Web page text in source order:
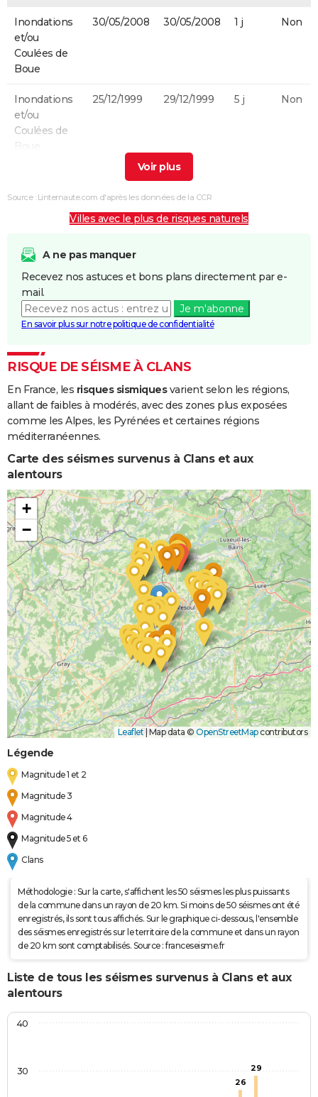
Inondations
et/ou
Coulées de
Boue
30/05/2008 30/05/2008 1 j Non
Inondations
et/ou
Coulées de
Boue
25/12/1999 29/12/1999 5 j Non
et/ou
16/05/1983 28/05/1983
Inondations
Boue
08/12/1982
Inondations
Coulées de
09/11/1982 09/11/1982
Inondations
et/ou
Coulées de
Boue
14/10/1982 14/10/1982 1 j Oui
Source : Linternaute.com d'après les données de la CCR
Villes avec le plus de risques naturels
A ne pas manquer
Recevez nos astuces et bons plans directement par e-
mail.
Je m'abonne
En savoir plus sur notre politique de confidentialité
RISQUE DE SÉISME À CLANS
En France, les risques sismiquesvarient selon les régions,
allant de faibles à modérés, avec des zones plus exposées
comme les Alpes, les Pyrénées et certaines régions
méditerranéennes.
Carte des séismes survenus à Clans et aux
alentours
+
−
Leaflet|Map data © OpenStreetMapcontributors
Légende
Magnitude 1 et 2
Magnitude 3
Magnitude 4
Magnitude 5 et 6
Clans
Méthodologie : Sur la carte, s'affichent les 50 séismes les plus puissants
de la commune dans un rayon de 20 km. Si moins de 50 séismes ont été
enregistrés, ils sont tous affichés. Sur le graphique ci-dessous, l'ensemble
des séismes enregistrés sur le territoire de la commune et dans un rayon
de 20 km sont comptabilisés. Source : franceseisme.fr
Liste de tous les séismes survenus à Clans et aux
alentours
26
29
30
40